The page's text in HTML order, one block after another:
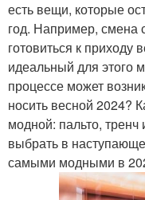
есть вещи, которые
год. Например, смена
готовиться к приходу
идеальный для этого
процессе может
носить весной 2024?
модной: пальто,
выбрать в
самыми модными в